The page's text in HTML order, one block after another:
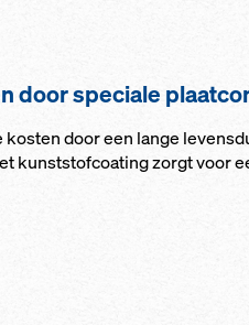
door spe­ci­a­le
door een lan­ge
kunst­stof­coa­ting zorgt voor